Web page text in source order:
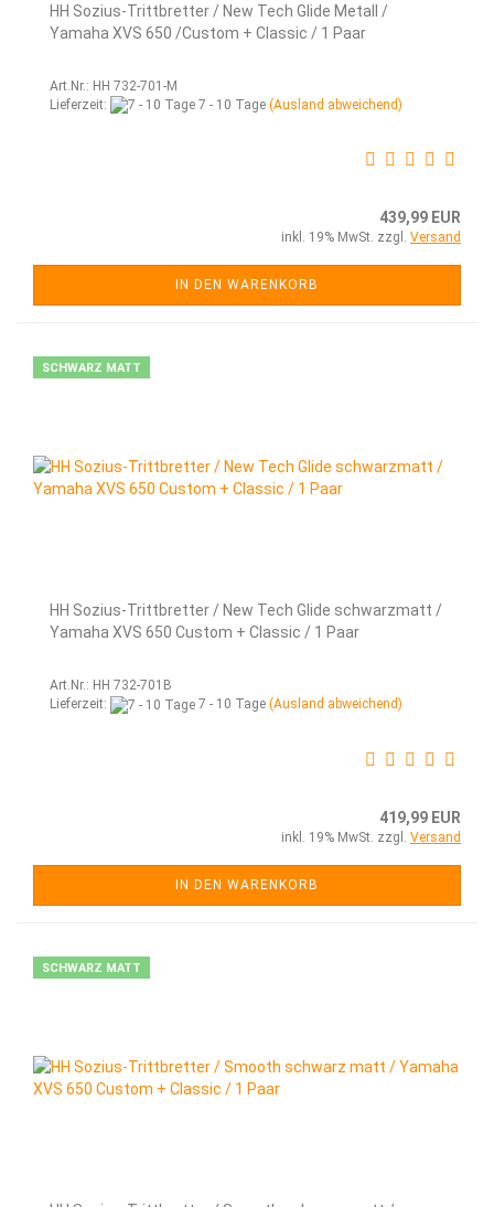
HH Sozius-Trittbretter / New Tech Glide Metall /
Yamaha XVS 650 /Custom + Classic / 1 Paar
Art.Nr.: HH 732-701-M
Lieferzeit:
7 - 10 Tage (Ausland abweichend)
439,99 EUR
inkl. 19% MwSt. zzgl. Versand
IN DEN WARENKORB
SCHWARZ MATT
HH Sozius-Trittbretter / New Tech Glide schwarzmatt /
Yamaha XVS 650 Custom + Classic / 1 Paar
Art.Nr.: HH 732-701B
Lieferzeit:
7 - 10 Tage (Ausland abweichend)
419,99 EUR
inkl. 19% MwSt. zzgl. Versand
IN DEN WARENKORB
SCHWARZ MATT